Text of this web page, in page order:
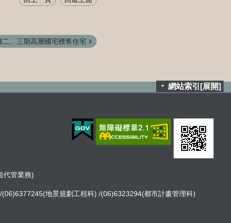
二、三期高層國宅標售住宅
網站索引[展開]
代管業務)
地景規劃工程科) /(06)6323294(都市計畫管理科)